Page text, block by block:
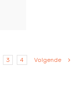
3 4 Volgende